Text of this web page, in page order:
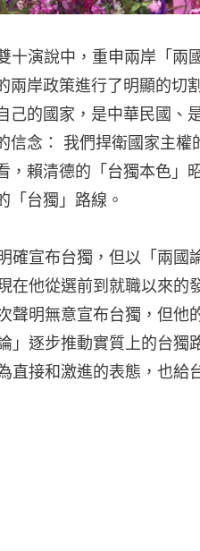
十演說中，重申兩岸「兩
兩岸政策進行了明顯的切
己的國家，是中華民國、
信念： 我們捍衛國家主權
，賴清德的「台獨本色」
「台獨」路線。
確宣布台獨，但以「兩國
在他從選前到就職以來的
聲明無意宣布台獨，但他
」逐步推動實質上的台獨
直接和激進的表態，也給